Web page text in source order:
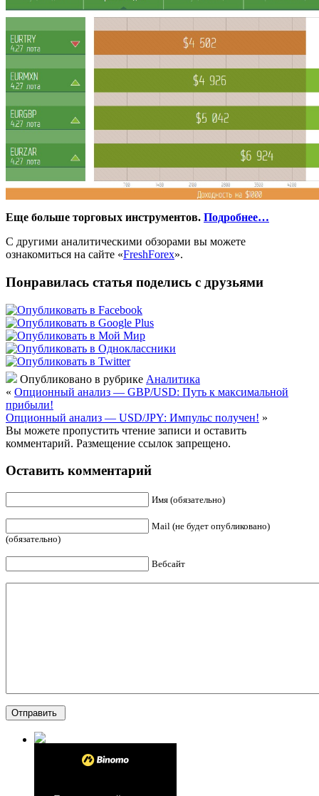
Еще больше торговых инструментов. Подробнее…
С другими аналитическими обзорами вы можете
ознакомиться на сайте «FreshForex».
Понравилась статья поделись с друзьями
Опубликовано в рубрике Аналитика
« Опционный анализ — GBP/USD: Путь к максимальной
прибыли!
Опционный анализ — USD/JPY: Импульс получен! »
Вы можете пропустить чтение записи и оставить
комментарий. Размещение ссылок запрещено.
Оставить комментарий
Имя (обязательно)
Mail (не будет опубликовано)
(обязательно)
Вебсайт